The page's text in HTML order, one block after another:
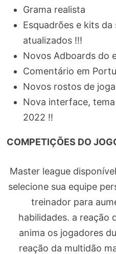
Grama realista
Esquadrões e kits da
atualizados !!!
Novos Adboards do
Comentário em
Novos rostos de
Nova interface,
2022 !!
COMPETIÇÕES DO
Master league
selecione sua equipe
treinador para
habilidades. a reação
anima os jogadores
reação da multidão